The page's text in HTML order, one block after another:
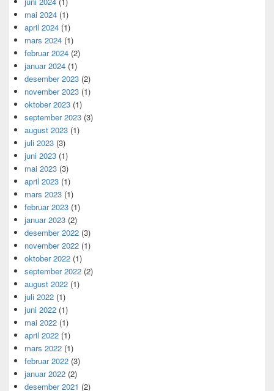
mai 2024 (1)
april 2024 (1)
mars 2024 (1)
februar 2024 (2)
januar 2024 (1)
desember 2023 (2)
november 2023 (1)
oktober 2023 (1)
september 2023 (3)
august 2023 (1)
juli 2023 (3)
juni 2023 (1)
mai 2023 (3)
april 2023 (1)
mars 2023 (1)
februar 2023 (1)
januar 2023 (2)
desember 2022 (3)
november 2022 (1)
oktober 2022 (1)
september 2022 (2)
august 2022 (1)
juli 2022 (1)
juni 2022 (1)
mai 2022 (1)
april 2022 (1)
mars 2022 (1)
februar 2022 (3)
januar 2022 (2)
desember 2021 (2)